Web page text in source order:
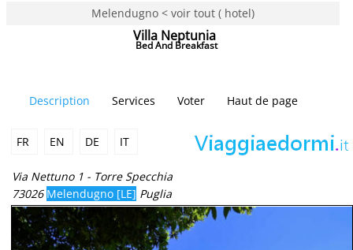
Melendugno < voir tout ( hotel)
Villa Neptunia
Bed And Breakfast
Description Services Voter Haut de page
FR EN DE IT
Via Nettuno 1 - Torre Specchia
73026 Melendugno [LE] Puglia